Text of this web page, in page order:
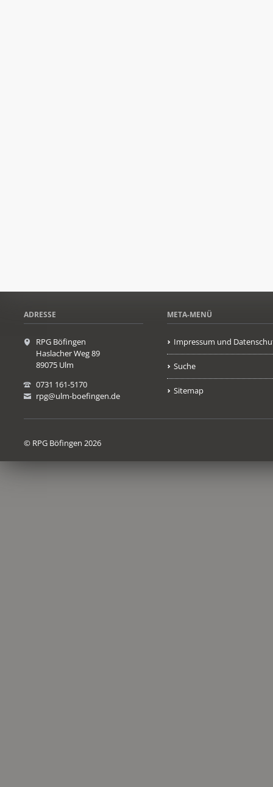
ADRESSE
RPG Böfingen
Haslacher Weg 89
89075 Ulm
0731 161-5170
rpg@ulm-boefingen.de
META-MENÜ
Impressum und
Suche
Sitemap
© RPG Böfingen 2026